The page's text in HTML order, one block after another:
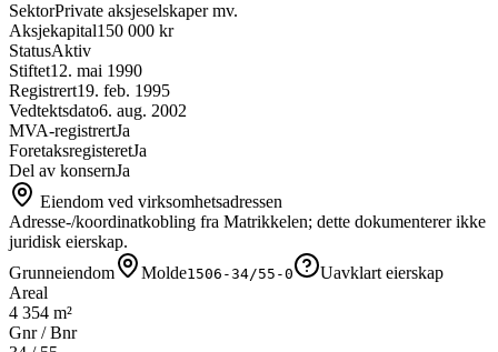
SektorPrivate aksjeselskaper mv.
Aksjekapital150 000 kr
StatusAktiv
Stiftet12. mai 1990
Registrert19. feb. 1995
Vedtektsdato6. aug. 2002
MVA-registrertJa
ForetaksregisteretJa
Del av konsernJa
Eiendom ved virksomhetsadressen
Adresse-/koordinatkobling fra Matrikkelen; dette dokumenterer ikke
juridisk eierskap.
Grunneiendom
Molde1506-34/55-0
Uavklart eierskap
Areal
4 354 m²
Gnr / Bnr